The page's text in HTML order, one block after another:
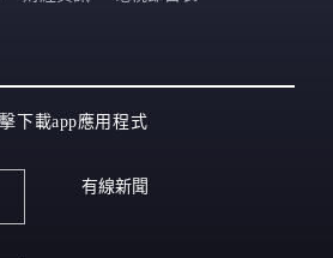
下載app應用程式
有線新聞